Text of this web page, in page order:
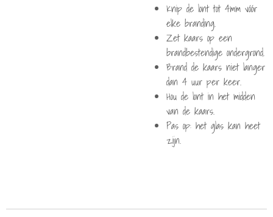
Knip de lont tot 4mm vóór
elke branding.
Zet kaars op een
brandbestendige ondergrond.
Brand de kaars niet langer
dan 4 uur per keer.
Hou de lont in het midden
van de kaars.
Pas op: het glas kan heet
zijn.